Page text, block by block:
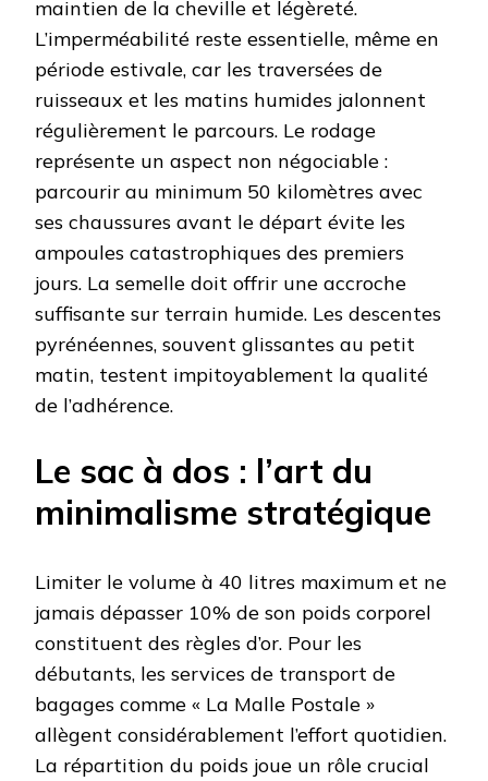
maintien de la cheville et légèreté.
L’imperméabilité reste essentielle, même en
période estivale, car les traversées de
ruisseaux et les matins humides jalonnent
régulièrement le parcours. Le rodage
représente un aspect non négociable :
parcourir au minimum 50 kilomètres avec
ses chaussures avant le départ évite les
ampoules catastrophiques des premiers
jours. La semelle doit offrir une accroche
suffisante sur terrain humide. Les descentes
pyrénéennes, souvent glissantes au petit
matin, testent impitoyablement la qualité
de l’adhérence.
Le sac à dos : l’art du
minimalisme stratégique
Limiter le volume à 40 litres maximum et ne
jamais dépasser 10% de son poids corporel
constituent des règles d’or. Pour les
débutants, les services de transport de
bagages comme « La Malle Postale »
allègent considérablement l’effort quotidien.
La répartition du poids joue un rôle crucial